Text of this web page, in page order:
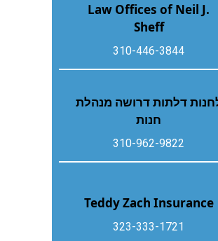
Law Offices of Neil J.
Sheff
310-446-3844
דלתות דרושה מנהלת
חנות
310-962-9822
Teddy Zach Insurance
323-333-1721